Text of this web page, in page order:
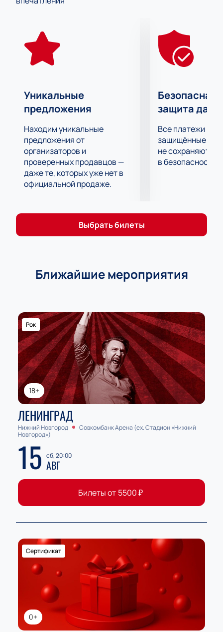
комплекса.
Вместимость стадиона составляет 45000 мест, в
том числе 902 места для маломобильных групп
населения вместе с сопровождающими.
Уникальные
предложения
Находим уникальные
предложения от
организаторов и
проверенных продавцов —
даже те, которых уже нет в
официальной продаже.
Безопасная
защита
Все платежи
защищённые
не сохраняются
в безопасности.
Выбрать билеты
Ближайшие мероприятия
18+
Рок
ЛЕНИНГРАД
Нижний Новгород
Совкомбанк Арена (ex. Стадион «Нижний
Новгород»)
15 сб, 20:00
АВГ
Билеты от 5500₽
0+
Сертификат